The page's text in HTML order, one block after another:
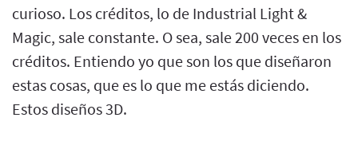
curioso. Los créditos, lo de Industrial Light &
Magic, sale constante. O sea, sale 200 veces en los
créditos. Entiendo yo que son los que diseñaron
estas cosas, que es lo que me estás diciendo.
Estos diseños 3D.